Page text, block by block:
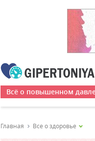
Всё о повышенном
Главная Все о здоровье